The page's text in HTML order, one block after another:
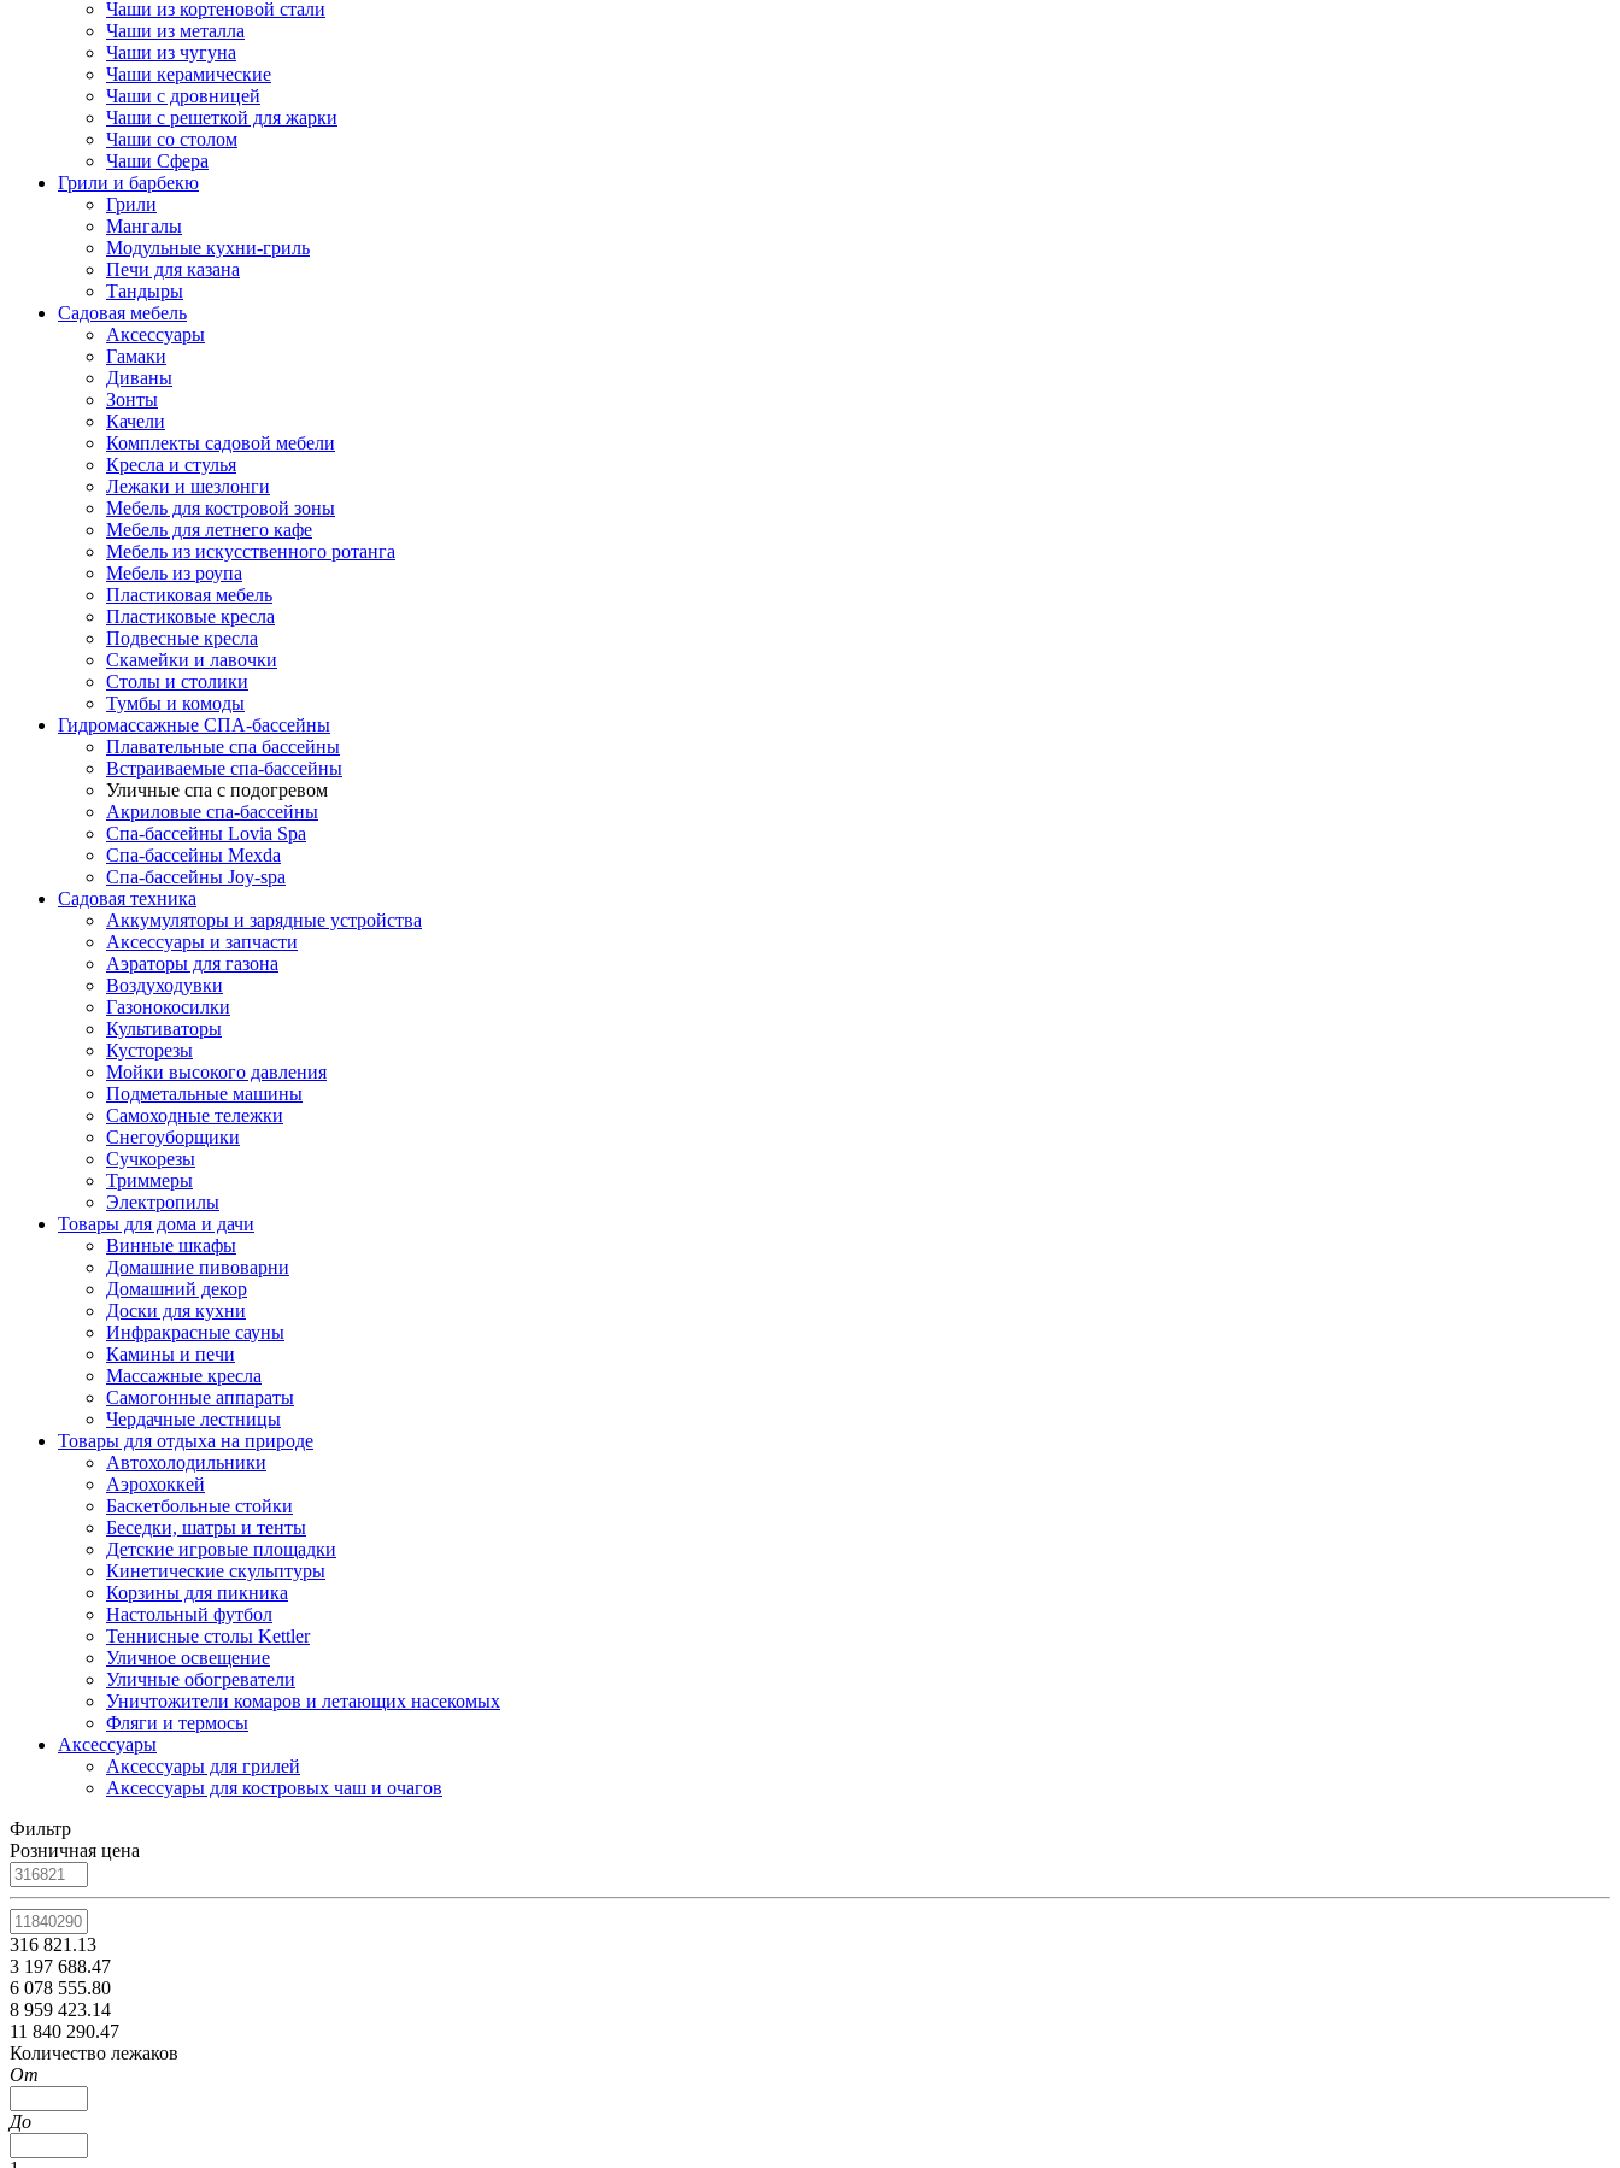
Чаши из кортеновой стали
Чаши из металла
Чаши из чугуна
Чаши керамические
Чаши с дровницей
Чаши с решеткой для жарки
Чаши со столом
Чаши Сфера
Грили и барбекю
Грили
Мангалы
Модульные кухни-гриль
Печи для казана
Тандыры
Садовая мебель
Аксессуары
Гамаки
Диваны
Зонты
Качели
Комплекты садовой мебели
Кресла и стулья
Лежаки и шезлонги
Мебель для костровой зоны
Мебель для летнего кафе
Мебель из искусственного ротанга
Мебель из роупа
Пластиковая мебель
Пластиковые кресла
Подвесные кресла
Скамейки и лавочки
Столы и столики
Тумбы и комоды
Гидромассажные СПА-бассейны
Плавательные спа бассейны
Встраиваемые спа-бассейны
Уличные спа с подогревом
Акриловые спа-бассейны
Спа-бассейны Lovia Spa
Спа-бассейны Mexda
Спа-бассейны Joy-spa
Садовая техника
Аккумуляторы и зарядные устройства
Аксессуары и запчасти
Аэраторы для газона
Воздуходувки
Газонокосилки
Культиваторы
Кусторезы
Мойки высокого давления
Подметальные машины
Самоходные тележки
Снегоуборщики
Сучкорезы
Триммеры
Электропилы
Товары для дома и дачи
Винные шкафы
Домашние пивоварни
Домашний декор
Доски для кухни
Инфракрасные сауны
Камины и печи
Массажные кресла
Самогонные аппараты
Чердачные лестницы
Товары для отдыха на природе
Автохолодильники
Аэрохоккей
Баскетбольные стойки
Беседки, шатры и тенты
Детские игровые площадки
Кинетические скульптуры
Корзины для пикника
Настольный футбол
Теннисные столы Kettler
Уличное освещение
Уличные обогреватели
Уничтожители комаров и летающих насекомых
Фляги и термосы
Аксессуары
Аксессуары для грилей
Аксессуары для костровых чаш и очагов
Фильтр
Розничная цена
316 821.13
3 197 688.47
6 078 555.80
8 959 423.14
11 840 290.47
Количество лежаков
От
До